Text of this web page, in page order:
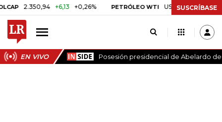
2.350,94 +6,13 +0,26% PETRÓLEO WTI US$ 78,01 US$ 2,92
SUSCRÍBASE
EN VIVO Posesión presidencial de Abelardo de